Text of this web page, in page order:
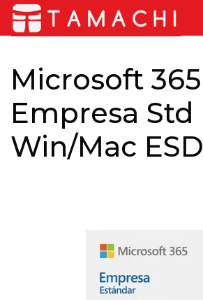
Microsoft 365
Empresa Std
Win/Mac ESD